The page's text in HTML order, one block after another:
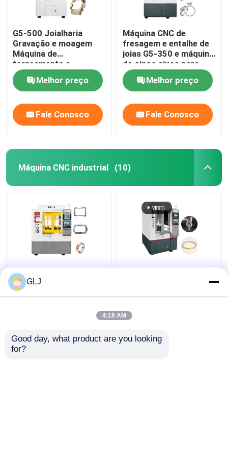
G5-500 Joialharia
Gravação e moagem
Máquina de
torneamento e
moagem de
compostos de cinco
eixos
Melhor preço
Fale Conosco
Máquina CNC de
fresagem e entalhe de
joias G5-350 e máquina
de cinco eixos para
gravação e marcação
de joiasMelhor preço
Fale Conosco
Máquina CNC industrial (10)
G5-240 Máquina de 5
eixos de quatro
estação
Máquina CNC de
GLJ
4:18 AM
Good day, what product are you looking
for?